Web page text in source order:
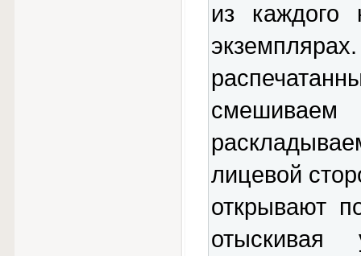
из каждого
лицевой
открывают